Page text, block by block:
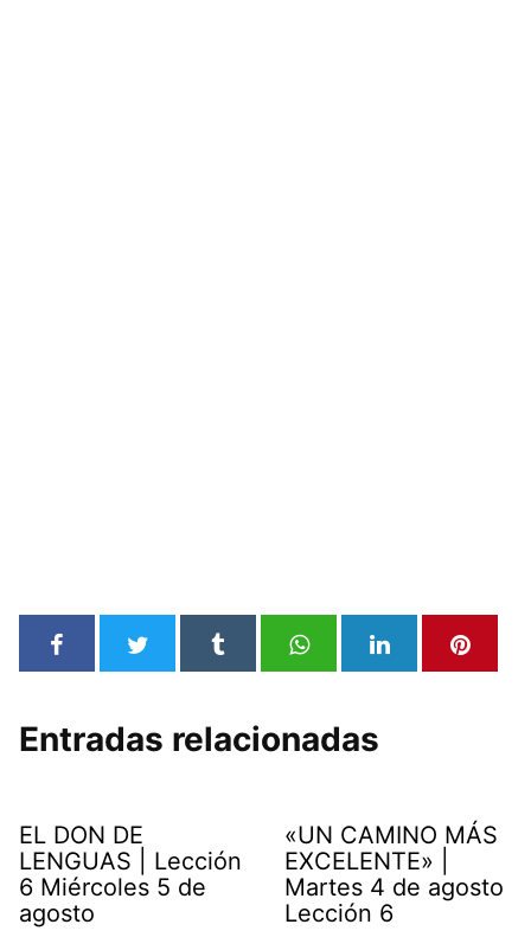
Entradas relacionadas
EL DON DE
LENGUAS | Lección
6 Miércoles 5 de
agosto
«UN CAMINO MÁS
EXCELENTE» |
Martes 4 de agosto
Lección 6